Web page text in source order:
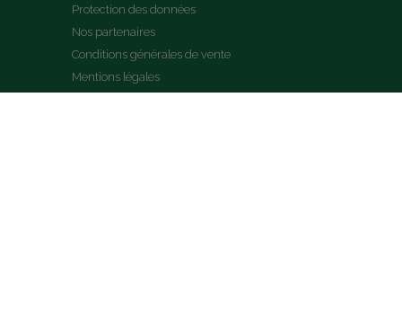
Protection des données
Nos partenaires
Conditions générales de vente
Mentions légales